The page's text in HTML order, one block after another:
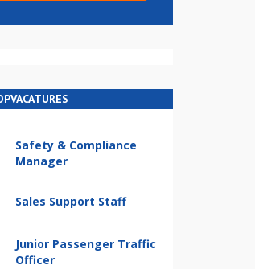
Safety & Compliance
Manager
Sales Support Staff
Junior Passenger Traffic
Officer